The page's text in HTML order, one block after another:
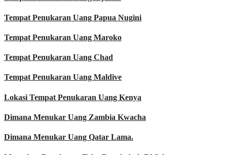
Tempat Penukaran Uang Papua Nugini
Tempat Penukaran Uang Maroko
Tempat Penukaran Uang Chad
Tempat Penukaran Uang Maldive
Lokasi Tempat Penukaran Uang Kenya
Dimana Menukar Uang Zambia Kwacha
Dimana Menukar Uang Qatar Lama.